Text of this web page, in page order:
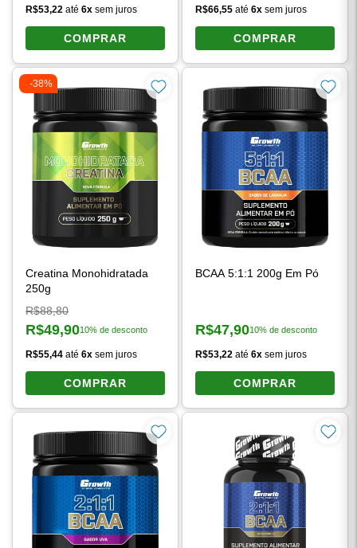
R$53,22 até6x sem juros
COMPRAR
R$66,55 até 6x sem juros
COMPRAR
-38%
Creatina Monohidratada
250g
Preço original:
R$88,80
Preço à vista:
R$49,9010% de desconto
R$55,44 até6x sem juros
COMPRAR
BCAA 5:1:1 200g Em Pó
Preço à vista:
R$47,9010% de desconto
R$53,22 até 6x sem juros
COMPRAR